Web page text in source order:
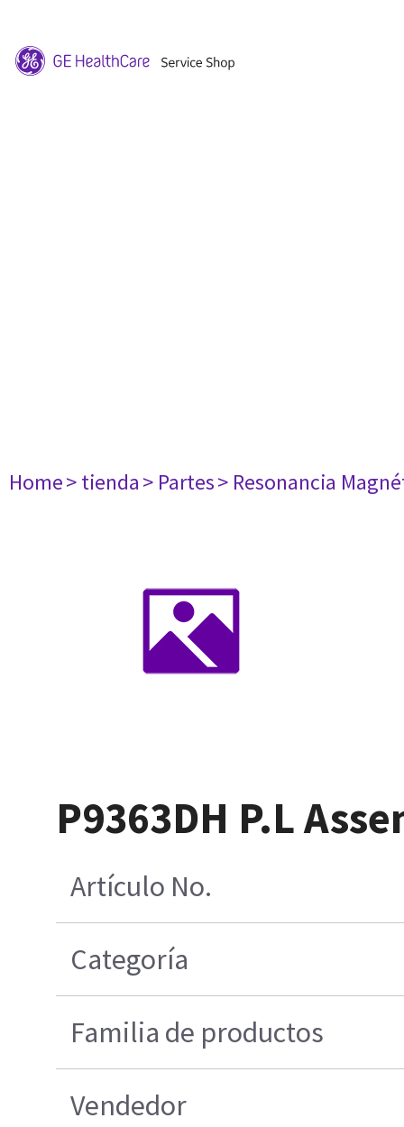
Home> tienda> Partes> Resonancia
P9363DH P.L
Artículo No.
Categoría
Familia de productos
Vendedor